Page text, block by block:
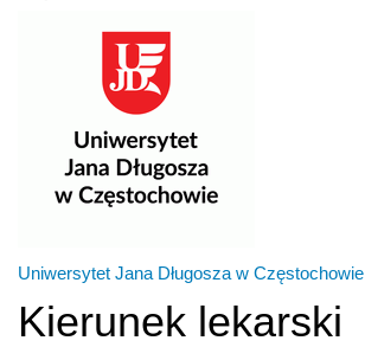
Uniwersytet Jana Długosza w Częstochowie
Kierunek lekarski